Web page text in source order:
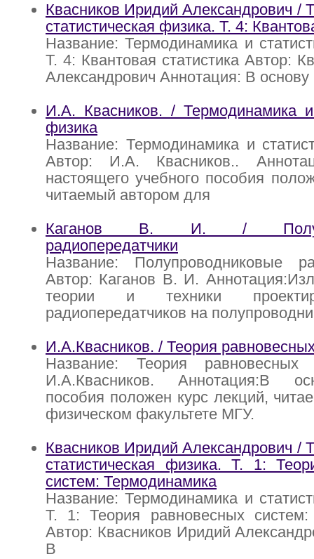
Квасников Иридий Александрович /
статистическая физика. Т. 4:
Название: Термодинамика и
Т. 4: Квантовая статистика Автор:
Александрович Аннотация: В основу
И.А. Квасников. / Термодинамика и
физика
Название: Термодинамика и
Автор: И.А. Квасников..
настоящего учебного пособия
читаемый автором для
Каганов В. И. /
радиопередатчики
Название: Полупроводниковые
Автор: Каганов В. И.
теории и техники
радиопередатчиков на
И.А.Квасников. / Теория
Название: Теория равновесных
И.А.Квасников. Аннотация:В
пособия положен курс лекций,
физическом факультете МГУ.
Квасников Иридий Александрович /
статистическая физика. Т. 1:
систем: Термодинамика
Название: Термодинамика и
Т. 1: Теория равновесных систем:
Автор: Квасников Иридий
В